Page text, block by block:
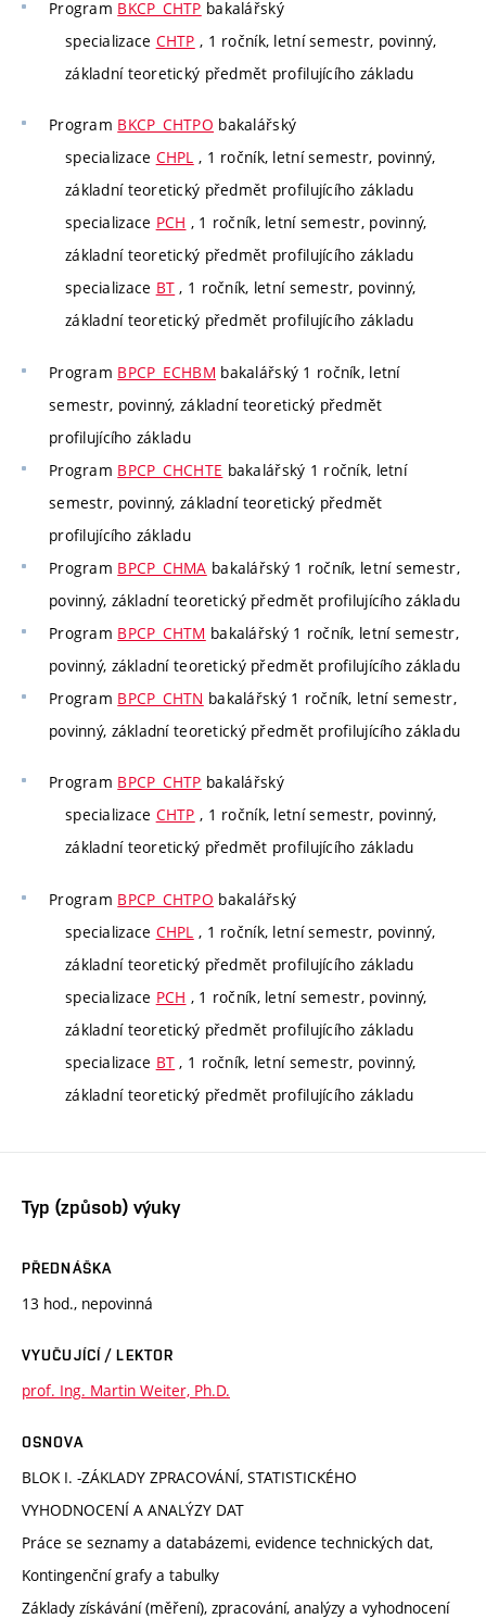
Program BKCP_CHTP bakalářský
specializace CHTP , 1 ročník, letní semestr, povinný,
základní teoretický předmět profilujícího základu
Program BKCP_CHTPO bakalářský
specializace CHPL , 1 ročník, letní semestr, povinný,
základní teoretický předmět profilujícího základu
specializace PCH , 1 ročník, letní semestr, povinný,
základní teoretický předmět profilujícího základu
specializace BT , 1 ročník, letní semestr, povinný,
základní teoretický předmět profilujícího základu
Program BPCP_ECHBM bakalářský 1 ročník, letní
semestr, povinný, základní teoretický předmět
profilujícího základu
Program BPCP_CHCHTE bakalářský 1 ročník, letní
semestr, povinný, základní teoretický předmět
profilujícího základu
Program BPCP_CHMA bakalářský 1 ročník, letní semestr,
povinný, základní teoretický předmět profilujícího základu
Program BPCP_CHTM bakalářský 1 ročník, letní semestr,
povinný, základní teoretický předmět profilujícího základu
Program BPCP_CHTN bakalářský 1 ročník, letní semestr,
povinný, základní teoretický předmět profilujícího základu
Program BPCP_CHTP bakalářský
specializace CHTP , 1 ročník, letní semestr, povinný,
základní teoretický předmět profilujícího základu
Program BPCP_CHTPO bakalářský
specializace CHPL , 1 ročník, letní semestr, povinný,
základní teoretický předmět profilujícího základu
specializace PCH , 1 ročník, letní semestr, povinný,
základní teoretický předmět profilujícího základu
specializace BT , 1 ročník, letní semestr, povinný,
základní teoretický předmět profilujícího základu
Typ (způsob) výuky
PŘEDNÁŠKA
13 hod., nepovinná
VYUČUJÍCÍ / LEKTOR
prof. Ing. Martin Weiter, Ph.D.
OSNOVA
BLOK I. -ZÁKLADY ZPRACOVÁNÍ, STATISTICKÉHO
VYHODNOCENÍ A ANALÝZY DAT
Práce se seznamy a databázemi, evidence technických dat,
Kontingenční grafy a tabulky
Základy získávání (měření), zpracování, analýzy a vyhodnocení